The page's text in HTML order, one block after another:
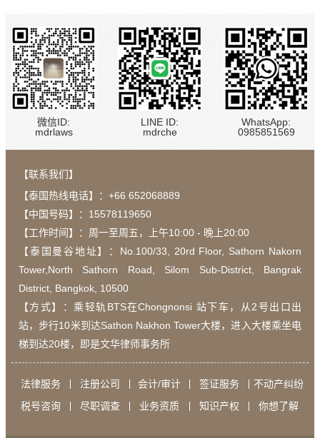
微信ID:
mdrlaws
LINE ID:
mdrche
WhatsApp:
0985851569
【联系我们】
【泰国热线电话】： +66 652068889
【中国号码】：15578119650
【工作时间】：周一至周五，上午10:00 - 晚上20:00
【泰国曼谷地址】：Νο.100/33, 20rd Floor, Sathorn Nakorn
Tower,North Sathorn Road, Silom Sub-District, Bangrak
District, Bangkok, 10500
【方式】：乘轻轨BTS在Chongnonsi 站下车，从2号出口出
站，步行10米到达Sathon Nakhon Tower大楼，进入大楼乘坐电
梯到达20楼，即是文华律师事务所
法律服务 注册公司 会计/审计 签证服务
不动产纠纷
税号咨询
尽职调查 业务资质 知识产权 你想了解